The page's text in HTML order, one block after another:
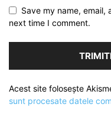
Save my name,
next time I comment.
Acest site folosește
sunt procesate datele